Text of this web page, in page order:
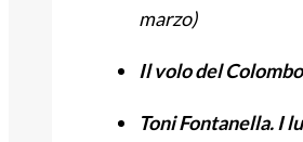
marzo)
Il volo del
Toni Fontanella. I